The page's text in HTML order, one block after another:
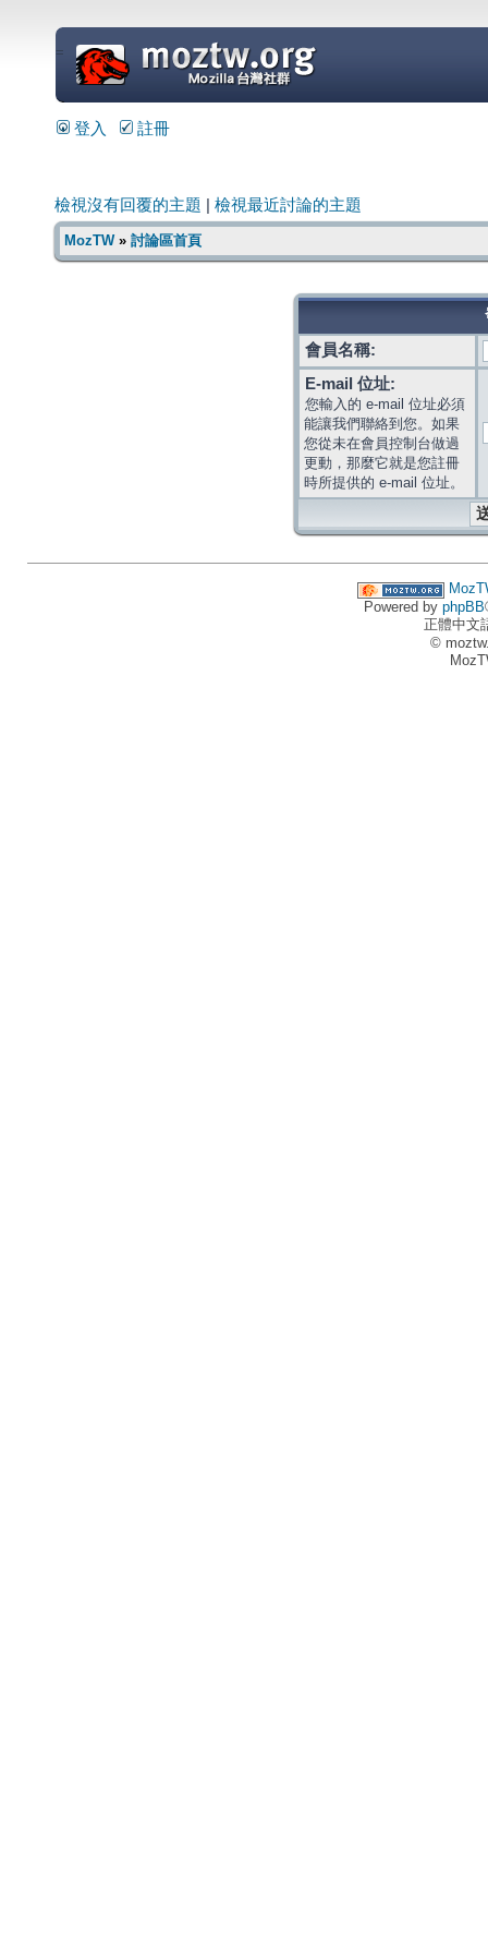
=
登入 註冊
檢視沒有回覆的主題 檢視最近討論的主題
MozTW» 討論區首頁
會員名稱:
E-mail 位址:
您輸入的 e-mail 位址必須
能讓我們聯絡到您。如果
您從未在會員控制台做過
更動，那麼它就是您註冊
時所提供的 e-mail 位址。
Powered by phpBB
正體中文
©